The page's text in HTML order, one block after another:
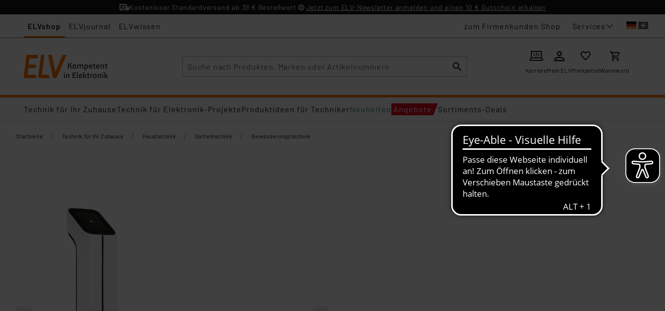
Kostenloser Standardversand ab 39 € Bestellwert Jetzt zum ELV-Newsletter anmelden und einen 10 € Gutschein erhalten
ELVshop ELVjournal ELVwissen zum Firmenkunden Shop Services
KarriereMein ELVMerkzettelWarenkorb
Technik für Ihr ZuhauseTechnik für Elektronik-ProjekteProduktideen für TechnikerNeuheiten Angebote Sortiments-Deals
Startseite / Technik für Ihr Zuhause / Haustechnik / Gartentechnik / Bewässerungstechnik